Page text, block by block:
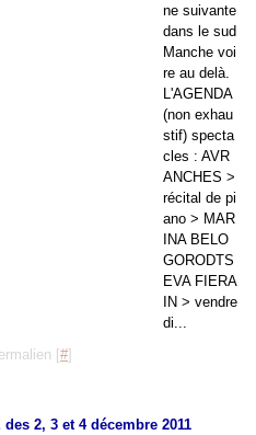
ne suivante
dans le sud
Manche voi
re au delà.
L'AGENDA
(non exhau
stif) specta
cles : AVR
ANCHES >
récital de pi
ano > MAR
INA BELO
GORODTS
EVA FIERA
IN > vendre
di...
[#]
2, 3 et 4 décembre 2011